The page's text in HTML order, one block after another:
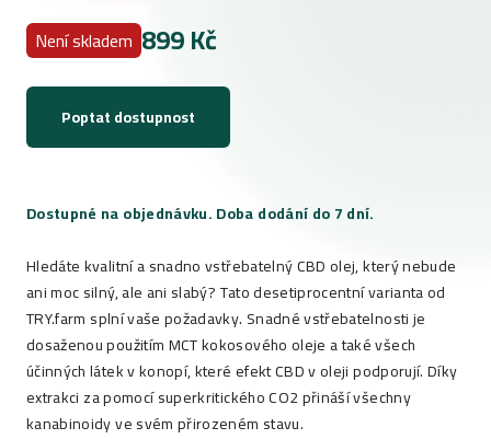
Není skladem 899 Kč
Poptat dostupnost
Dostupné na objednávku. Doba dodání do 7 dní.
Hledáte kvalitní a snadno vstřebatelný CBD olej, který nebude
ani moc silný, ale ani slabý? Tato desetiprocentní varianta od
TRY.farm splní vaše požadavky. Snadné vstřebatelnosti je
dosaženou použitím MCT kokosového oleje a také všech
účinných látek v konopí, které efekt CBD v oleji podporují. Díky
extrakci za pomocí superkritického CO2 přináší všechny
kanabinoidy ve svém přirozeném stavu.